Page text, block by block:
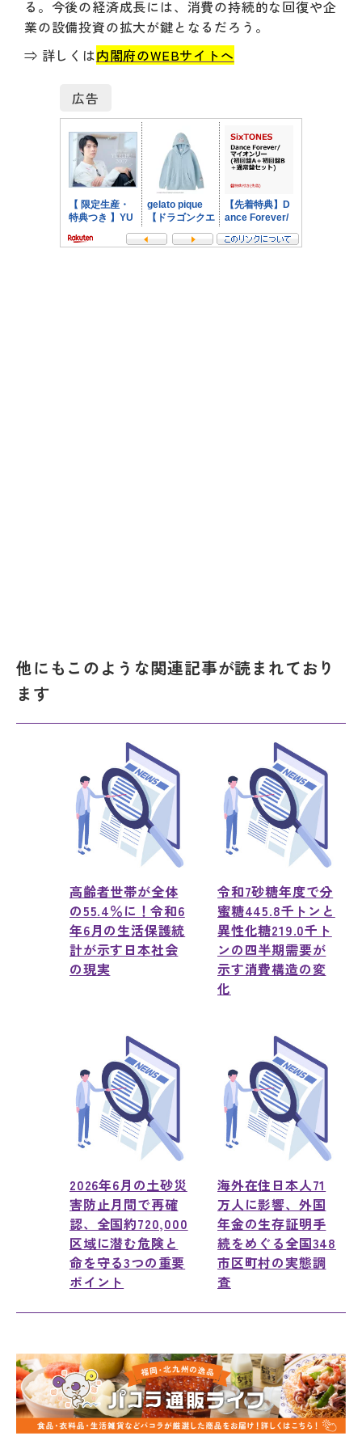
る。今後の経済成長には、消費の持続的な回復や企
業の設備投資の拡大が鍵となるだろう。
⇒ 詳しくは内閣府のWEBサイトへ
広告
他にもこのような関連記事が読まれており
ます
高齢者世帯が全体
の55.4％に！令和6
年6月の生活保護統
計が示す日本社会
の現実
令和7砂糖年度で分
蜜糖445.8千トンと
異性化糖219.0千ト
ンの四半期需要が
示す消費構造の変
化
2026年6月の土砂災
害防止月間で再確
認、全国約720,000
区域に潜む危険と
命を守る3つの重要
ポイント
海外在住日本人71
万人に影響、外国
年金の生存証明手
続をめぐる全国348
市区町村の実態調
査